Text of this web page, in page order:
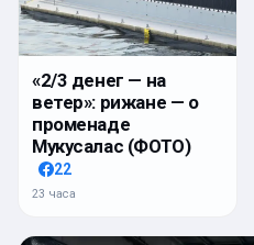
«2/3 денег — на
ветер»: рижане — о
променаде
Мукусалас (ФОТО)
22
23 часа